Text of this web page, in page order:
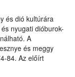
és dió kultúrára
nyugati dióburok-
A
és meggy
84. Az előírt